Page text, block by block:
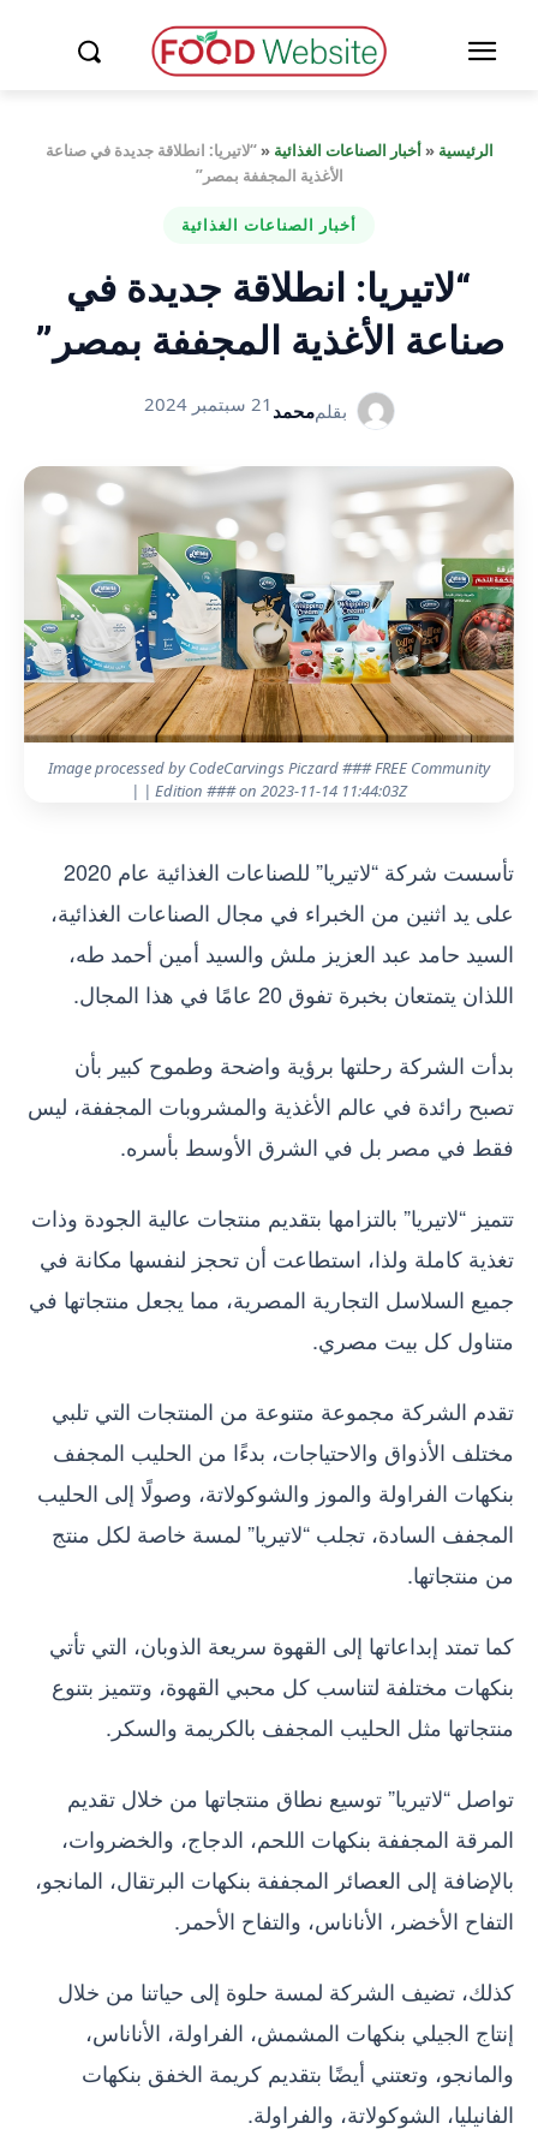
الرئيسية «أخبار الصناعات الغذائية «“لاتيريا: انطلاقة جديدة في صناعة
الأغذية المجففة بمصر”
أخبار الصناعات الغذائية
“لاتيريا: انطلاقة جديدة في
صناعة الأغذية المجففة بمصر”
بقلممحمد 21 سبتمبر 2024
Image processed by CodeCarvings Piczard ### FREE Community
Edition ### on 2023-11-14 11:44:03Z | |
تأسست شركة “لاتيريا” للصناعات الغذائية عام 2020
على يد اثنين من الخبراء في مجال الصناعات الغذائية،
السيد حامد عبد العزيز ملش والسيد أمين أحمد طه،
اللذان يتمتعان بخبرة تفوق 20 عامًا في هذا المجال.
بدأت الشركة رحلتها برؤية واضحة وطموح كبير بأن
تصبح رائدة في عالم الأغذية والمشروبات المجففة، ليس
فقط في مصر بل في الشرق الأوسط بأسره.
تتميز “لاتيريا” بالتزامها بتقديم منتجات عالية الجودة وذات
تغذية كاملة ولذا، استطاعت أن تحجز لنفسها مكانة في
جميع السلاسل التجارية المصرية، مما يجعل منتجاتها في
متناول كل بيت مصري.
تقدم الشركة مجموعة متنوعة من المنتجات التي تلبي
مختلف الأذواق والاحتياجات، بدءًا من الحليب المجفف
بنكهات الفراولة والموز والشوكولاتة، وصولًا إلى الحليب
المجفف السادة، تجلب “لاتيريا” لمسة خاصة لكل منتج
من منتجاتها.
كما تمتد إبداعاتها إلى القهوة سريعة الذوبان، التي تأتي
بنكهات مختلفة لتناسب كل محبي القهوة، وتتميز بتنوع
منتجاتها مثل الحليب المجفف بالكريمة والسكر.
تواصل “لاتيريا” توسيع نطاق منتجاتها من خلال تقديم
المرقة المجففة بنكهات اللحم، الدجاج، والخضروات،
بالإضافة إلى العصائر المجففة بنكهات البرتقال، المانجو،
التفاح الأخضر، الأناناس، والتفاح الأحمر.
كذلك، تضيف الشركة لمسة حلوة إلى حياتنا من خلال
إنتاج الجيلي بنكهات المشمش، الفراولة، الأناناس،
والمانجو، وتعتني أيضًا بتقديم كريمة الخفق بنكهات
الفانيليا، الشوكولاتة، والفراولة.